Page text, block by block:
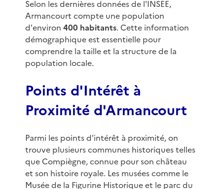
Selon les dernières données de l'INSEE,
Armancourt compte une population
d'environ 400 habitants. Cette information
démographique est essentielle pour
comprendre la taille et la structure de la
population locale.
Points d'Intérêt à
Proximité d'Armancourt
Parmi les points d'intérêt à proximité, on
trouve plusieurs communes historiques telles
que Compiègne, connue pour son château
et son histoire royale. Les musées comme le
Musée de la Figurine Historique et le parc du